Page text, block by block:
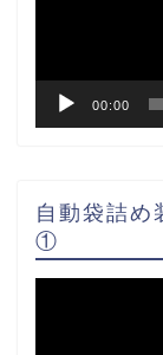
00:00
自動袋詰め
①